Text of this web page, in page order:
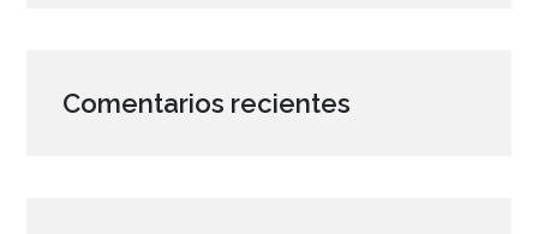
Comentarios recientes